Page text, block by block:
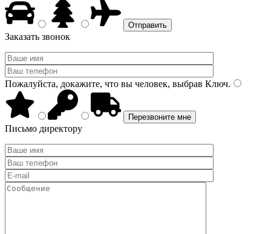
Заказать звонок
Пожалуйста, докажите, что вы человек, выбрав Ключ.
Письмо директору